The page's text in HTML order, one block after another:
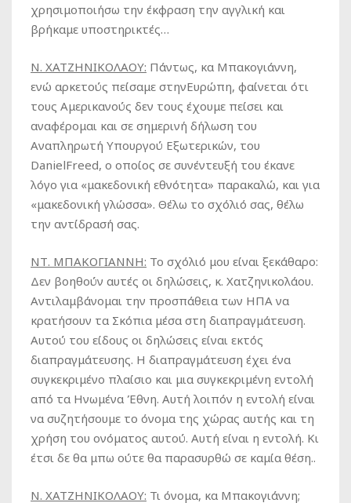
χρησιμοποιήσω την έκφραση την αγγλική και
βρήκαμε υποστηρικτές…
Ν. ΧΑΤΖΗΝΙΚΟΛΑΟΥ: Πάντως, κα Μπακογιάννη,
ενώ αρκετούς πείσαμε στηνΕυρώπη, φαίνεται ότι
τους Αμερικανούς δεν τους έχουμε πείσει και
αναφέρομαι και σε σημερινή δήλωση του
Αναπληρωτή Υπουργού Εξωτερικών, του
DanielFreed, ο οποίος σε συνέντευξή του έκανε
λόγο για «μακεδονική εθνότητα» παρακαλώ, και για
«μακεδονική γλώσσα». Θέλω το σχόλιό σας, θέλω
την αντίδρασή σας.
ΝΤ. ΜΠΑΚΟΓΙΑΝΝΗ: Το σχόλιό μου είναι ξεκάθαρο:
Δεν βοηθούν αυτές οι δηλώσεις, κ. Χατζηνικολάου.
Αντιλαμβάνομαι την προσπάθεια των ΗΠΑ να
κρατήσουν τα Σκόπια μέσα στη διαπραγμάτευση.
Αυτού του είδους οι δηλώσεις είναι εκτός
διαπραγμάτευσης. Η διαπραγμάτευση έχει ένα
συγκεκριμένο πλαίσιο και μια συγκεκριμένη εντολή
από τα Ηνωμένα Έθνη. Αυτή λοιπόν η εντολή είναι
να συζητήσουμε το όνομα της χώρας αυτής και τη
χρήση του ονόματος αυτού. Αυτή είναι η εντολή. Κι
έτσι δε θα μπω ούτε θα παρασυρθώ σε καμία θέση..
Ν. ΧΑΤΖΗΝΙΚΟΛΑΟΥ: Τι όνομα, κα Μπακογιάννη;